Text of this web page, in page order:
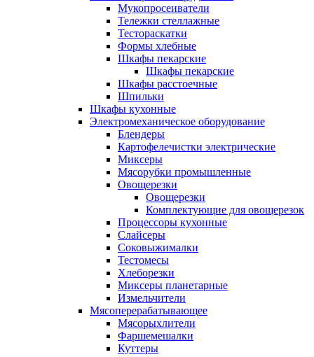
Мукопросеиватели
Тележки стеллажные
Тестораскатки
Формы хлебные
Шкафы пекарские
Шкафы пекарские
Шкафы расстоечные
Шпильки
Шкафы кухонные
Электромеханическое оборудование
Блендеры
Картофелечистки электрические
Миксеры
Мясорубки промышленные
Овощерезки
Овощерезки
Комплектующие для овощерезок
Процессоры кухонные
Слайсеры
Соковыжималки
Тестомесы
Хлеборезки
Миксеры планетарные
Измельчители
Мясоперерабатывающее
Мясорыхлители
Фаршемешалки
Куттеры